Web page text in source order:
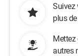
Suivez
plus
Mettez
autres